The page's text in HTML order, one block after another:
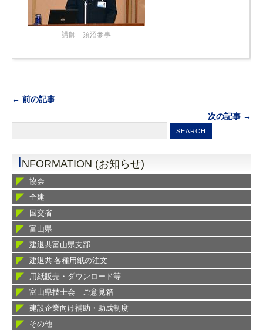
講師 須沼参事
← 前の記事
次の記事 →
INFORMATION (お知らせ)
協会
全建
国交省
富山県
建退共富山県支部
建退共 各種用紙の注文
用紙販売・ダウンロード等
富山県技士会 ご意見箱
建設企業向け補助・助成制度
その他